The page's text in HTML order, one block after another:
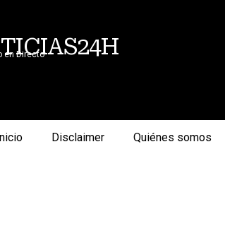
en Directo
Disclaimer Quiénes somos